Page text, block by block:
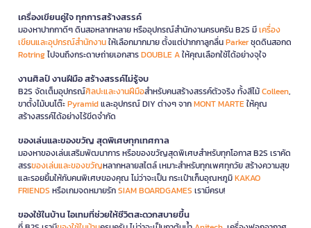
เครื่องเขียนคู่ใจ ทุกการสร้างสรรค์
มองหาปากกาดีๆ ดินสอหลากหลาย หรืออุปกรณ์สำนักงานครบครัน B2S มีเครื่อง
เขียนและอุปกรณ์สำนักงานให้เลือกมากมาย ตั้งแต่ปากกาลูกลื่นParkerชุดดินสอกด
Rotringไปจนถึงกระดาษถ่ายเอกสารDOUBLE Aให้คุณเลือกใช้ได้อย่างจุใจ
งานศิลป์ งานฝีมือ สร้างสรรค์ไม่รู้จบ
B2S จัดเต็มอุปกรณ์ศิลปะและงานฝีมือสำหรับคนสร้างสรรค์ตัวจริง ทั้งสีไม้Colleen,
ขาตั้งไม้บนโต๊ะPyramidและอุปกรณ์ DIY ต่างๆ จากMONT MARTEให้คุณ
สร้างสรรค์ได้อย่างไร้ขีดจำกัด
ของเล่นและของขวัญ สุดพิเศษทุกเทศกาล
มองหาของเล่นเสริมพัฒนาการ หรือของขวัญสุดพิเศษสำหรับทุกโอกาส B2S เราคัด
สรรของเล่นและของขวัญหลากหลายสไตล์ เหมาะสำหรับทุกเพศทุกวัย สร้างความสุข
และรอยยิ้มให้กับคนพิเศษของคุณ ไม่ว่าจะเป็น กระเป๋าเก็บอุณหภูมิKAKAO
FRIENDS หรือเกมจดหมายรักSIAM BOARDGAMES เรามีครบ!
ของใช้ในบ้าน ไอเทมที่ช่วยให้ชีวิตสะดวกสบายขึ้น